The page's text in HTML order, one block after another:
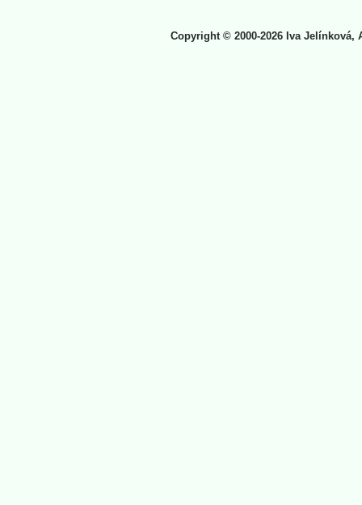
Copyright © 2000-2026 Iva Jelínková,